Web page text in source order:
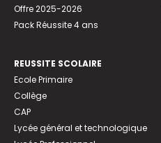
Offre 2025-2026
Pack Réussite 4 ans
REUSSITE SCOLAIRE
Ecole Primaire
Collège
CAP
Lycée général et technologique